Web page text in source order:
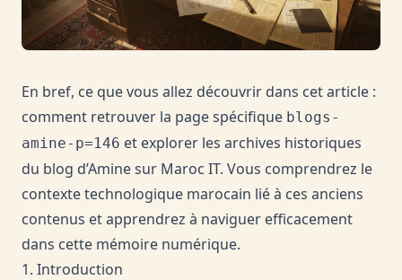
En bref, ce que vous allez découvrir dans cet article :
comment retrouver la page spécifique blogs-
amine-p=146 et explorer les archives historiques
du blog d’Amine sur Maroc IT. Vous comprendrez le
contexte technologique marocain lié à ces anciens
contenus et apprendrez à naviguer efficacement
dans cette mémoire numérique.
1. Introduction